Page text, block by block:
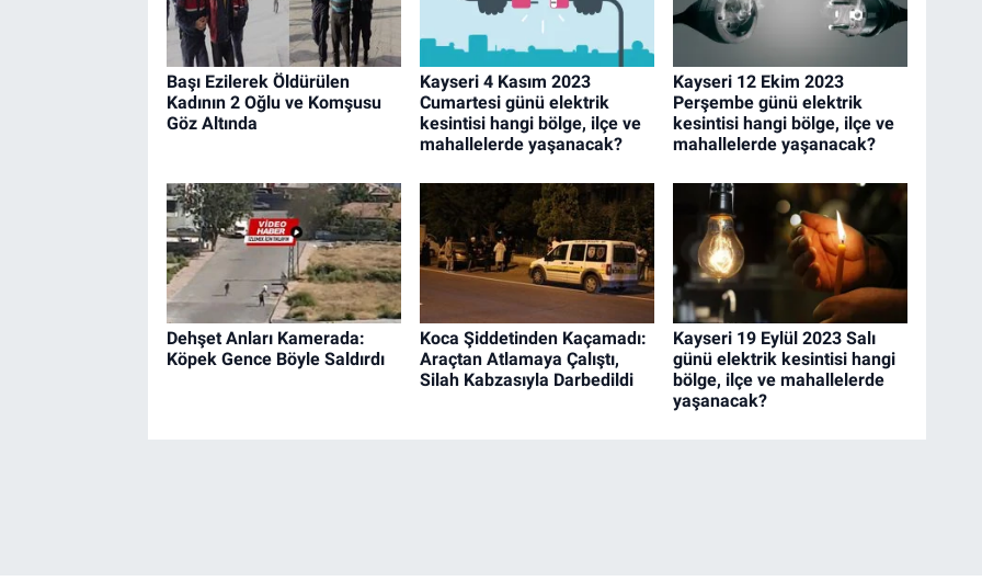
Başı Ezilerek Öldürülen
Kadının 2 Oğlu ve Komşusu
Göz Altında
Kayseri 4 Kasım 2023
Cumartesi günü elektrik
kesintisi hangi bölge, ilçe ve
mahallelerde yaşanacak?
Kayseri 12 Ekim 2023
Perşembe günü elektrik
kesintisi hangi bölge, ilçe ve
mahallelerde yaşanacak?
Dehşet Anları Kamerada:
Köpek Gence Böyle Saldırdı
Koca Şiddetinden Kaçamadı:
Araçtan Atlamaya Çalıştı,
Silah Kabzasıyla Darbedildi
Kayseri 19 Eylül 2023 Salı
günü elektrik kesintisi hangi
bölge, ilçe ve mahallelerde
yaşanacak?